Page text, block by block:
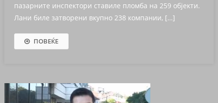
пазарните инспектори ставиле пломба на 259 објекти.
Лани биле затворени вкупно 238 компании, […]
ПОВЕЌЕ